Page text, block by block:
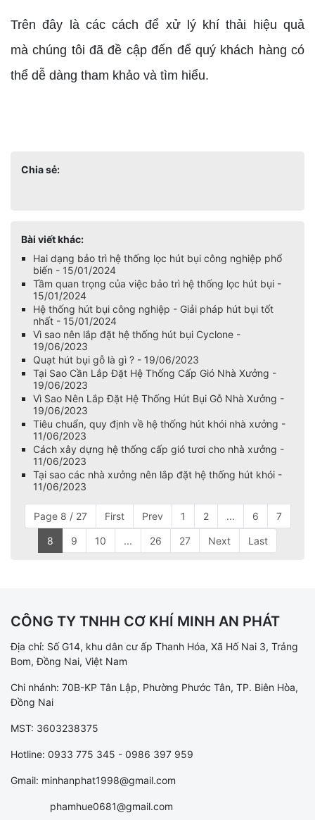
Trên đây là các cách để xử lý khí thải hiệu quả
mà chúng tôi đã đề cập đến để quý khách hàng có
thể dễ dàng tham khảo và tìm hiểu.
Chia sẻ:
Bài viết khác:
Hai dạng bảo trì hệ thống lọc hút bụi công nghiệp phổ
biến - 15/01/2024
Tầm quan trọng của việc bảo trì hệ thống lọc hút bụi -
15/01/2024
Hệ thống hút bụi công nghiệp - Giải pháp hút bụi tốt
nhất - 15/01/2024
Vì sao nên lắp đặt hệ thống hút bụi Cyclone -
19/06/2023
Quạt hút bụi gỗ là gì ? - 19/06/2023
Tại Sao Cần Lắp Đặt Hệ Thống Cấp Gió Nhà Xưởng -
19/06/2023
Vì Sao Nên Lắp Đặt Hệ Thống Hút Bụi Gỗ Nhà Xưởng -
19/06/2023
Tiêu chuẩn, quy định về hệ thống hút khói nhà xưởng -
11/06/2023
Cách xây dựng hệ thống cấp gió tươi cho nhà xưởng -
11/06/2023
Tại sao các nhà xưởng nên lắp đặt hệ thống hút khói -
11/06/2023
Page 8 / 27 First Prev 1 2 ... 6 7
8 9 10 ... 26 27 Next Last
CÔNG TY TNHH CƠ KHÍ MINH AN PHÁT
Địa chỉ: Số G14, khu dân cư ấp Thanh Hóa, Xã Hố Nai 3, Trảng
Bom, Đồng Nai, Việt Nam
Chi nhánh: 70B-KP Tân Lập, Phường Phước Tân, TP. Biên Hòa,
Đồng Nai
MST: 3603238375
Hotline: 0933 775 345 - 0986 397 959
Gmail: minhanphat1998@gmail.com
phamhue0681@gmail.com